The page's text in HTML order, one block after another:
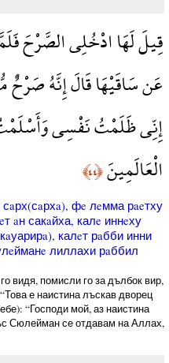
قِيلَ لَهَا ادْخُلِي الصَّرْحَ
عَن سَاقَيْهَا قَالَ إِنَّهُ
إِنِّي ظَلَمْتُ نَفْسِي
الْعَالَمِينَ﴿٤٤﴾
фe лeмма рaeтху
aн сакaйха, калe иннeху
калeт рaбби инни
лиллахи рaббил
видя, помисли го за дълбок вир,
е наистина лъскав дворец
“Господи мой, аз наистина
Сюлейман се отдавам на Аллах,